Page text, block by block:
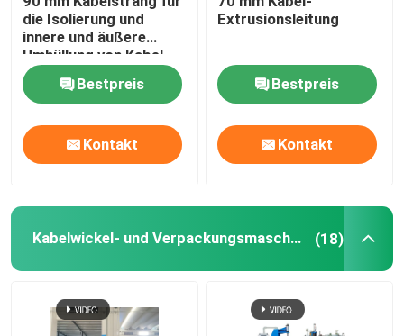
Werksbesichtigung
Qualitätskontrolle
Kontaktieren Sie uns
Neuigkeiten
Rechtssachen
Bitte um ein Angebot
die Isolierung und
innere und äußere
Umhüllung von Kabel
und Draht mit PVC
LSZH HFFR XLPE
Bestpreis
Kontakt
Extrusionsleitung
Bestpreis
Kontakt
Kabelwickel- und Verpackungsmaschine (18)